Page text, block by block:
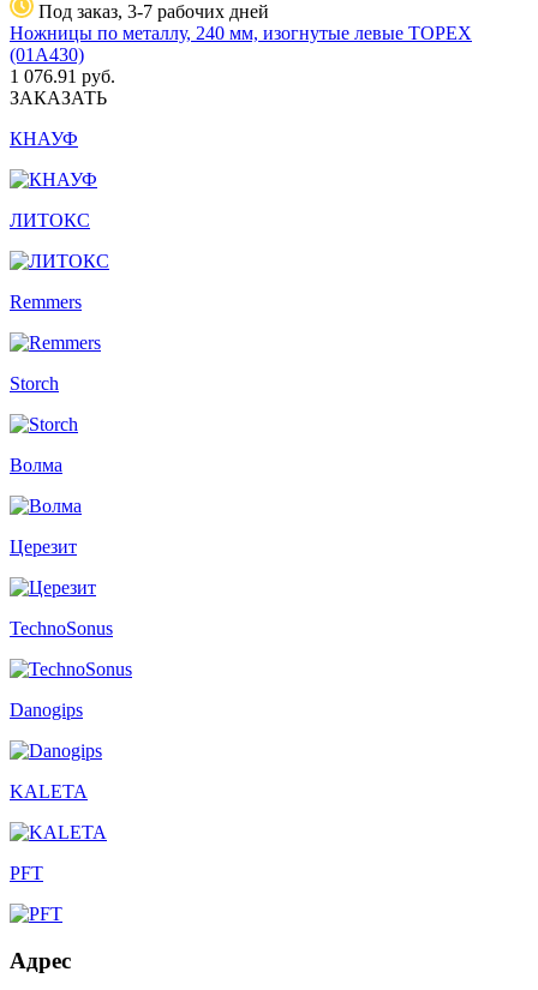
Под заказ, 3-7 рабочих дней
Ножницы по металлу, 240 мм, изогнутые левые TOPEX
(01A430)
1 076.91 руб.
ЗАКАЗАТЬ
КНАУФ
ЛИТОКС
Remmers
Storch
Волма
Церезит
TechnoSonus
Danogips
KALETA
PFT
Адрес